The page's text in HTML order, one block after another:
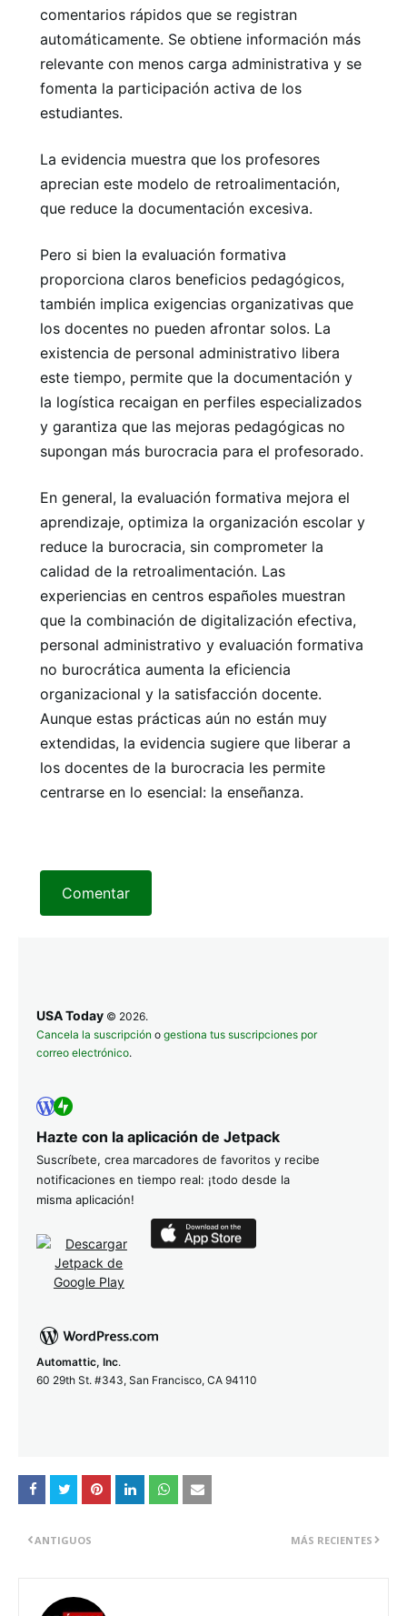
comentarios rápidos que se registran
automáticamente. Se obtiene información más
relevante con menos carga administrativa y se
fomenta la participación activa de los
estudiantes.
La evidencia muestra que los profesores
aprecian este modelo de retroalimentación,
que reduce la documentación excesiva.
Pero si bien la evaluación formativa
proporciona claros beneficios pedagógicos,
también implica exigencias organizativas que
los docentes no pueden afrontar solos. La
existencia de personal administrativo libera
este tiempo, permite que la documentación y
la logística recaigan en perfiles especializados
y garantiza que las mejoras pedagógicas no
supongan más burocracia para el profesorado.
En general, la evaluación formativa mejora el
aprendizaje, optimiza la organización escolar y
reduce la burocracia, sin comprometer la
calidad de la retroalimentación. Las
experiencias en centros españoles muestran
que la combinación de digitalización efectiva,
personal administrativo y evaluación formativa
no burocrática aumenta la eficiencia
organizacional y la satisfacción docente.
Aunque estas prácticas aún no están muy
extendidas, la evidencia sugiere que liberar a
los docentes de la burocracia les permite
centrarse en lo esencial: la enseñanza.
Comentar
USA Today © 2026.
Cancela la suscripción o gestiona tus suscripciones por
correo electrónico.
Hazte con la aplicación de Jetpack
Suscríbete, crea marcadores de favoritos y recibe
notificaciones en tiempo real: ¡todo desde la
misma aplicación!
Automattic, Inc.
60 29th St. #343, San Francisco, CA 94110
MÁS RECIENTES
ANTIGUOS